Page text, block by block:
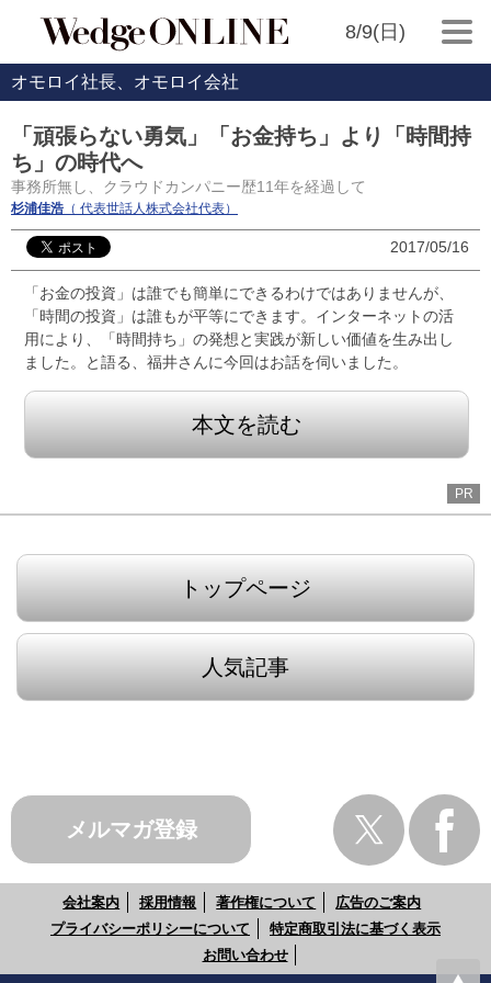
8/9(日)
オモロイ社長、オモロイ会社
「頑張らない勇気」「お金持ち」より「時間持
ち」の時代へ
事務所無し、クラウドカンパニー歴11年を経過して
杉浦佳浩 （ 代表世話人株式会社代表）
2017/05/16
「お金の投資」は誰でも簡単にできるわけではありませんが、
「時間の投資」は誰もが平等にできます。インターネットの活
用により、「時間持ち」の発想と実践が新しい価値を生み出し
ました。と語る、福井さんに今回はお話を伺いました。
本文を読む
PR
トップページ
人気記事
メルマガ登録
会社案内 採用情報 著作権について
広告のご案内
プライバシーポリシーについて
特定商取引法に基づく表示
お問い合わせ